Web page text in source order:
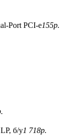
Port PCI-e155р.
б/у1 718р.